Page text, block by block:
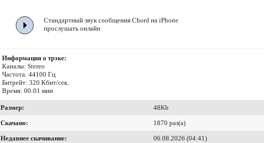
Стандартный звук сообщения Chord на iPhone
прослушать онлайн
Информация о трэке:
Каналы: Stereo
Частота: 44100 Гц
Битрейт: 320 Кбит/сек.
Время: 00:01 мин
Размер:
48Kb
Скачано:
1870 раз(а)
Недавнее скачивание:
06.08.2026 (04:41)